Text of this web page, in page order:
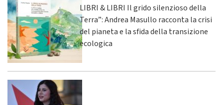
LIBRI & LIBRI Il grido silenzioso della
Terra”: Andrea Masullo racconta la crisi
del pianeta e la sfida della transizione
ecologica